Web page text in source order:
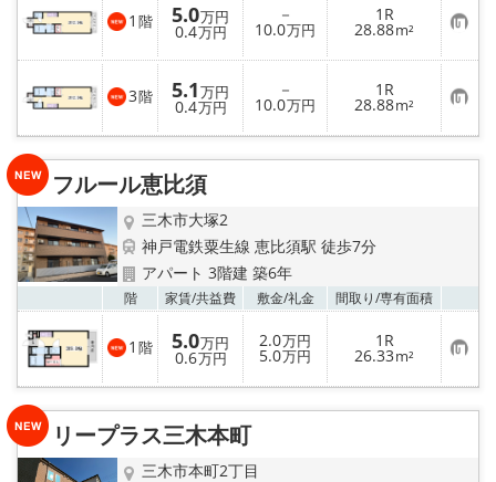
1 階 5.0万円
0.4万円
－
10.0万円
1R
28.88m² お
気
に
入
り
登
録
3階 5.1万円
0.4万円
－
10.0万円
1R
28.88m² お
気
に
り
フルール恵比須
三木市大塚2
神戸電鉄粟生線 恵比須駅 徒歩7分
アパート 3階建 築6年
階 家賃/共益費 敷金/礼金 間取り/専有面積
1 階 5.0万円
0.6万円
2.0万円
5.0万円
1R
26.33m² お
気
に
り
リープラス三木本町
三木市本町2丁目